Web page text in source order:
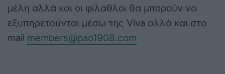
μέλη αλλά και οι φίλαθλοι θα μπορούν να
εξυπηρετούνται μέσω της Viva αλλά και στο
mail members@pao1908.com